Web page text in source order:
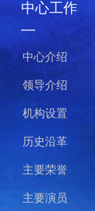
中心工作
—
中心介绍
领导介绍
机构设置
历史沿革
主要荣誉
主要演员